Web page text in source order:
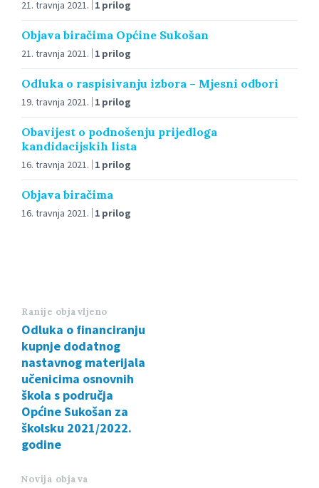
21. travnja 2021. 1 prilog
Objava biračima Općine Sukošan
21. travnja 2021. 1 prilog
Odluka o raspisivanju izbora – Mjesni odbori
19. travnja 2021. 1 prilog
Obavijest o podnošenju prijedloga
kandidacijskih lista
16. travnja 2021. 1 prilog
Objava biračima
16. travnja 2021. 1 prilog
Ranije objavljeno
Odluka o financiranju
kupnje dodatnog
nastavnog materijala
učenicima osnovnih
škola s područja
Općine Sukošan za
školsku 2021/2022.
godine
Novija objava